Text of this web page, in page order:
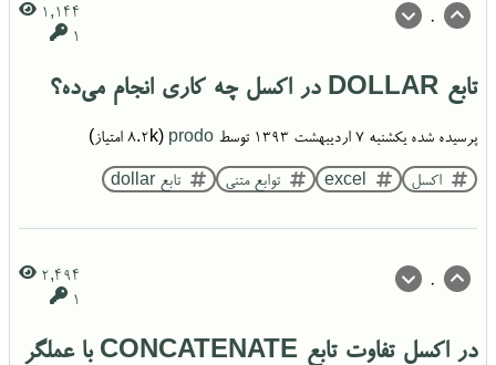
0
1,144
1
تابع DOLLAR در اکسل چه کاری انجام می‌ده؟
پرسیده شده یکشنبه ۷ اردیبهشت ۱۳۹۳ توسط prodo
(
8.2k امتیاز)
اکسل excel توابع متنی تابع dollar
0
2,494
1
در اکسل تفاوت تابع CONCATENATE با عملگر